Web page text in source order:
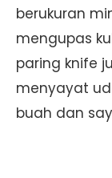
berukuran
mengupas
paring knife
menyayat
buah dan